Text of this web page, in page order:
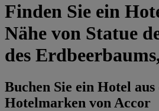
Finden Sie ein
Nähe von Statue
des
Buchen Sie ein Hotel
Hotelmarken von Accor